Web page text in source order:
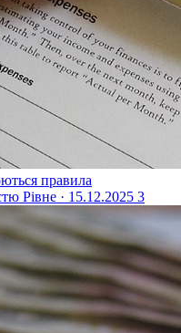
правила
Рівне · 15.12.2025 3